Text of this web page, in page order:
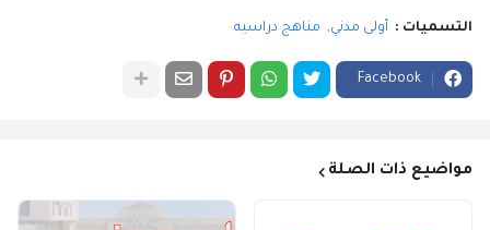
التسميات : أولى مدني مناهج دراسيه
Facebook
مواضيع ذات الصلة